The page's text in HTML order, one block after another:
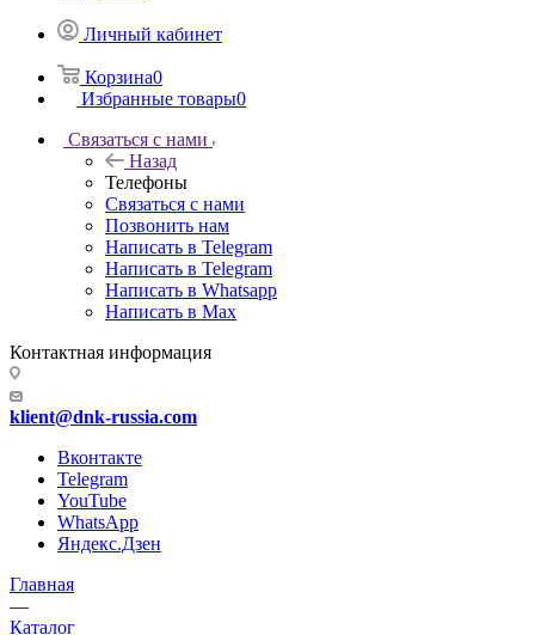
Личный кабинет
Корзина0
Избранные товары0
Связаться с нами
Назад
Телефоны
Связаться с нами
Позвонить нам
Написать в Telegram
Написать в Telegram
Написать в Whatsapp
Написать в Max
Контактная информация
klient@dnk-russia.com
Вконтакте
Telegram
YouTube
WhatsApp
Яндекс.Дзен
Главная
—
Каталог